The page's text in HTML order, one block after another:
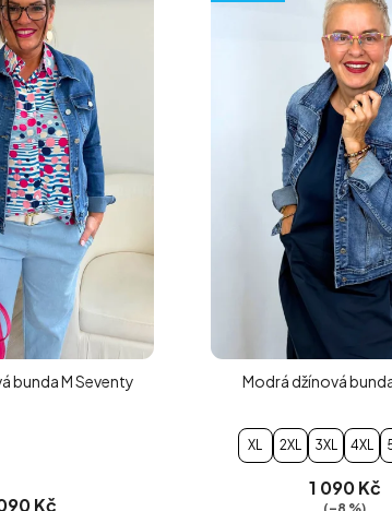
bunda M Seventy
Kč
Modrá džínová
XL 2XL 3XL 4XL
1 090 Kč